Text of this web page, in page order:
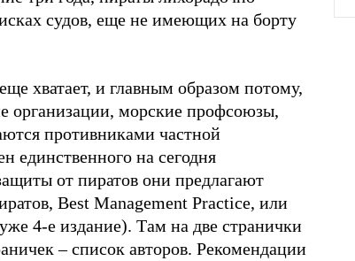
судов, еще не имеющих на борту
хватает, и главным образом потому,
организации, морские профсоюзы,
противниками частной
единственного на сегодня
от пиратов они предлагают
Best Management Practice, или
4-е издание). Там на две странички
– список авторов. Рекомендации